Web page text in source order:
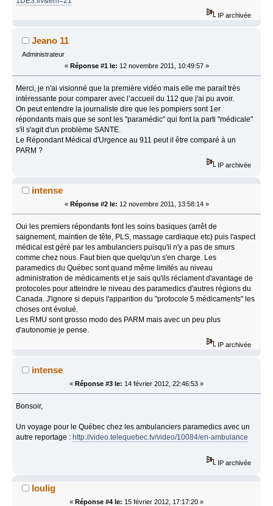
IP archivée
Jeano 11
Administrateur
« Réponse #1 le: 12 novembre 2011, 10:49:57 »
Merci, je n'ai visionné que la première vidéo mais elle me parait très
intéressante pour comparer avec l’accueil du 112 que j'ai pu avoir.
On peut entendre la journaliste dire que les pompiers sont 1er
répondants mais que se sont les "paramédic" qui font la parti "médicale"
s'il s'agit d'un problème SANTE.
Le Répondant Médical d'Urgence au 911 peut il être comparé à un
PARM ?
IP archivée
intense
« Réponse #2 le: 12 novembre 2011, 13:58:14 »
Oui les premiers répondants font les soins basiques (arrêt de
saignement, maintien de tête, PLS, massage cardiaque etc) puis l'aspect
médical est géré par les ambulanciers puisqu'il n'y a pas de smurs
comme chez nous. Faut bien que quelqu'un s'en charge. Les
paramedics du Québec sont quand même limités au niveau
administration de médicaments et je sais qu'ils réclament d'avantage de
protocoles pour atteindre le niveau des paramedics d'autres régions du
Canada. J'ignore si depuis l'apparition du "protocole 5 médicaments" les
choses ont évolué.
Les RMU sont grosso modo des PARM mais avec un peu plus
d'autonomie je pense.
IP archivée
intense
« Réponse #3 le: 14 février 2012, 22:46:53 »
Bonsoir,
Un voyage pour le Québec chez les ambulanciers paramedics avec un
autre reportage : http://video.telequebec.tv/video/10084/en-ambulance
IP archivée
loulig
« Réponse #4 le: 15 février 2012, 17:17:20 »